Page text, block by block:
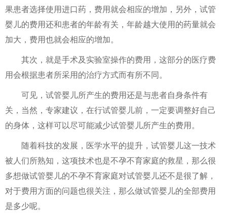
果患者选择使用进口药，费用就会相应的增加，另外，试管
婴儿的费用还和患者的年龄有关，年龄越大使用的药量就会
加大，费用也就会相应的增加。
其次，就是手术及实验室操作的费用，这部分的医疗费
用会根据患者所采用的治疗方式而有所不同。
可见，试管婴儿所产生的费用还是与患者自身条件有
关，当然，专家建议，在行试管婴儿前，一定要调整好自己
的身体，这样可以尽可能减少试管婴儿所产生的费用。
随着科技的发展，医学水平的提升，试管婴儿这一技术
被人们所熟知，这项技术也是不孕不育家庭的救星，那么很
多想做试管婴儿的不孕不育家庭对试管婴儿还不是很了解，
对于费用方面的问题也很关注，那么做试管婴儿的全部费用
是多少呢。